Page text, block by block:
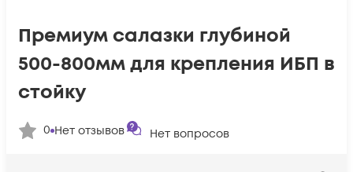
Премиум салазки глубиной
500-800мм для крепления ИБП в
стойку
0 Нет отзывов Нет вопросов